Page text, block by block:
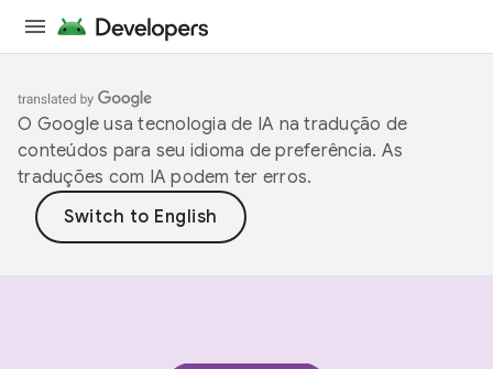
O Google usa tecnologia de IA na tradução de
conteúdos para seu idioma de preferência. As
traduções com IA podem ter erros.